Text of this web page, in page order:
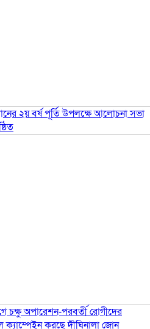
২য় বর্ষ পূর্তি উপলক্ষে আলোচনা সভা
চক্ষু অপারেশন-পরবর্তী রোগীদের
করছে দীঘিনালা জোন